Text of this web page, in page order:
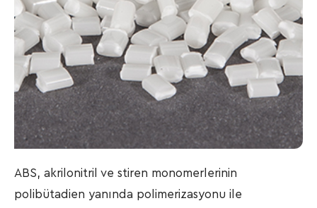
ABS, akrilonitril ve stiren monomerlerinin
polibütadien yanında polimerizasyonu ile